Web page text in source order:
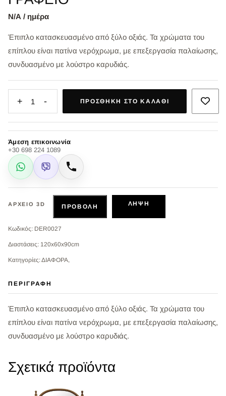
Ν/Α / ημέρα
Έπιπλο κατασκευασμένο από ξύλο οξιάς. Τα χρώματα του
επίπλου είναι πατίνα νερόχρωμα, με επεξεργασία παλαίωσης,
συνδυασμένο με λούστρο καρυδιάς.
+ 1 - ΠΡΟΣΘΉΚΗ ΣΤΟ ΚΑΛΆΘΙ
Άμεση επικοινωνία
+30 698 224 1089
WhatsApp
Viber Κλήση
ΑΡΧΕΊΟ 3D ΠΡΟΒΟΛΉ ΛΉΨΗ
Κωδικός: DER0027
Διαστάσεις: 120x60x90cm
Κατηγορίες: ΔΙΑΦΟΡΑ,
ΠΕΡΙΓΡΑΦΉ
Έπιπλο κατασκευασμένο από ξύλο οξιάς. Τα χρώματα του
επίπλου είναι πατίνα νερόχρωμα, με επεξεργασία παλαίωσης,
συνδυασμένο με λούστρο καρυδιάς.
Σχετικά προϊόντα